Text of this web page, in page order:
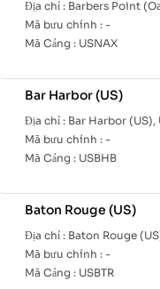
Địa chỉ : Barbers Point
Mã bưu chính : -
Mã Cảng : USNAX
Bar Harbor (US)
Địa chỉ : Bar Harbor
Mã bưu chính : -
Mã Cảng : USBHB
Baton Rouge (US)
Địa chỉ : Baton Rouge
Mã bưu chính : -
Mã Cảng : USBTR